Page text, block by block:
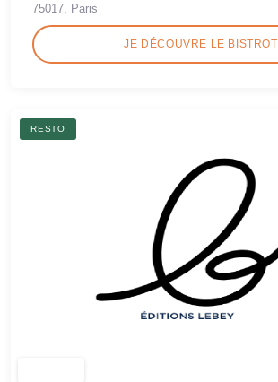
75017, Paris
JE DÉCOUVRE LE BISTROT
RESTO